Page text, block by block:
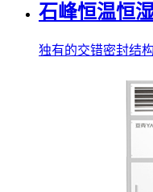
石峰恒温恒
独有的交错密封结